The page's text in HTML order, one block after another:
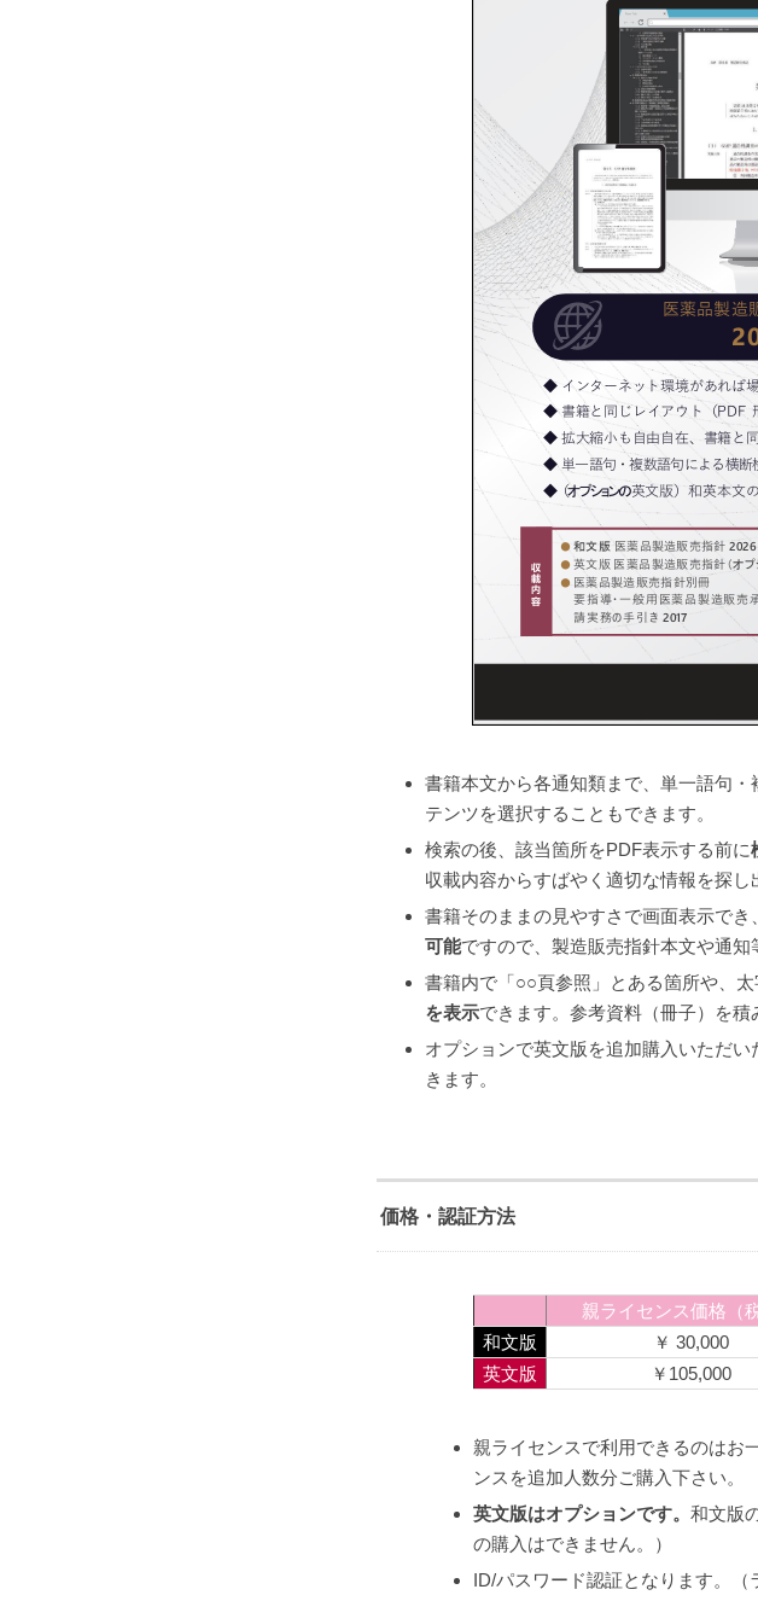
書籍本文から各通知類まで、単一語句・
テンツを選択することもできます。
検索の後、該当箇所をPDF表示する前に
収載内容からすばやく適切な情報を探し
書籍そのままの見やすさで画面表示で
可能ですので、製造販売指針本文や通知
書籍内で「○○頁参照」とある箇所や、
を表示できます。参考資料（冊子）を積
オプションで英文版を追加購入いただ
きます。
価格・認証方法
親ライセンス価格（
和文版
￥ 30,000
英文版
￥105,000
親ライセンスで利用できるのはお
ンスを追加人数分ご購入下さい。
英文版はオプションです。 和文版
の購入はできません。）
ID/パスワード認証となります。